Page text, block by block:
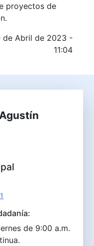
proyectos de
de Abril de 2023 -
11:04
de 9:00 a.m.